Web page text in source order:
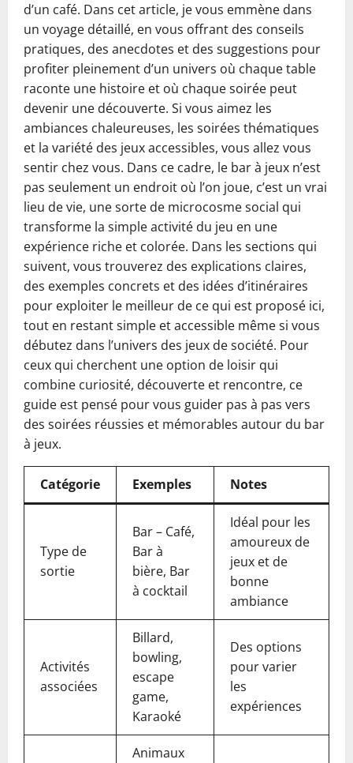
d’un café. Dans cet article, je vous emmène dans
un voyage détaillé, en vous offrant des conseils
pratiques, des anecdotes et des suggestions pour
profiter pleinement d’un univers où chaque table
raconte une histoire et où chaque soirée peut
devenir une découverte. Si vous aimez les
ambiances chaleureuses, les soirées thématiques
et la variété des jeux accessibles, vous allez vous
sentir chez vous. Dans ce cadre, le bar à jeux n’est
pas seulement un endroit où l’on joue, c’est un vrai
lieu de vie, une sorte de microcosme social qui
transforme la simple activité du jeu en une
expérience riche et colorée. Dans les sections qui
suivent, vous trouverez des explications claires,
des exemples concrets et des idées d’itinéraires
pour exploiter le meilleur de ce qui est proposé ici,
tout en restant simple et accessible même si vous
débutez dans l’univers des jeux de société. Pour
ceux qui cherchent une option de loisir qui
combine curiosité, découverte et rencontre, ce
guide est pensé pour vous guider pas à pas vers
des soirées réussies et mémorables autour du bar
à jeux.
Catégorie Exemples Notes
Type de
sortie
Bar – Café,
Bar à
bière, Bar
à cocktail
Idéal pour les
amoureux de
jeux et de
bonne
ambiance
Activités
associées
Billard,
bowling,
escape
game,
Karaoké
Des options
pour varier
les
expériences
Animaux